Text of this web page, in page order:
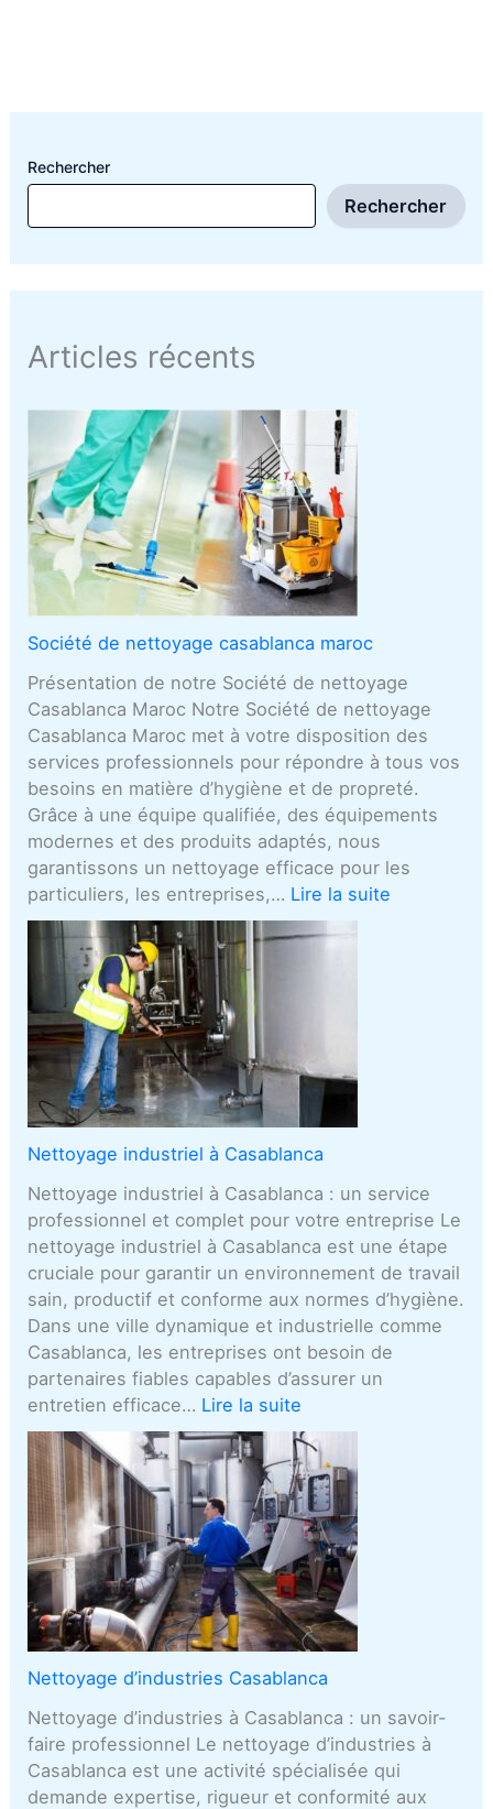
Rechercher
Rechercher
Articles récents
Société de nettoyage casablanca maroc
Présentation de notre Société de nettoyage
Casablanca Maroc Notre Société de nettoyage
Casablanca Maroc met à votre disposition des
services professionnels pour répondre à tous vos
besoins en matière d’hygiène et de propreté.
Grâce à une équipe qualifiée, des équipements
modernes et des produits adaptés, nous
garantissons un nettoyage efficace pour les
particuliers, les entreprises,… Lire la suite
Nettoyage industriel à Casablanca
Nettoyage industriel à Casablanca : un service
professionnel et complet pour votre entreprise Le
nettoyage industriel à Casablanca est une étape
cruciale pour garantir un environnement de travail
sain, productif et conforme aux normes d’hygiène.
Dans une ville dynamique et industrielle comme
Casablanca, les entreprises ont besoin de
partenaires fiables capables d’assurer un
entretien efficace… Lire la suite
Nettoyage d’industries Casablanca
Nettoyage d’industries à Casablanca : un savoir-
faire professionnel Le nettoyage d’industries à
Casablanca est une activité spécialisée qui
demande expertise, rigueur et conformité aux